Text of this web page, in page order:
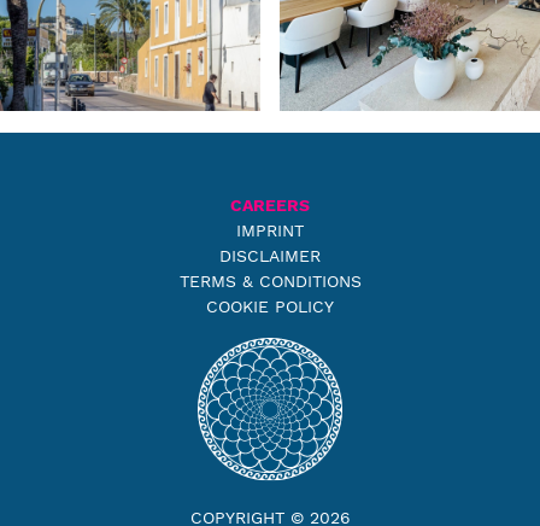
CAREERS
IMPRINT
DISCLAIMER
TERMS & CONDITIONS
COOKIE POLICY
COPYRIGHT © 2026